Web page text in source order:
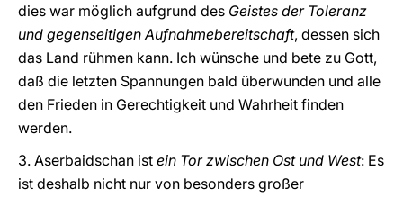
dies war möglich aufgrund des Geistes der Toleranz
und gegenseitigen Aufnahmebereitschaft, dessen sich
das Land rühmen kann. Ich wünsche und bete zu Gott,
daß die letzten Spannungen bald überwunden und alle
den Frieden in Gerechtigkeit und Wahrheit finden
werden.
3. Aserbaidschan ist ein Tor zwischen Ost und West: Es
ist deshalb nicht nur von besonders großer